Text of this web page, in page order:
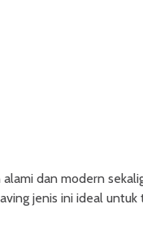
dan modern
jenis ini ideal